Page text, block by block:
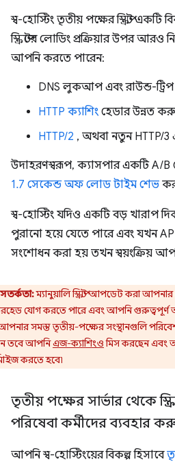
স্ব-হোস্টিং তৃতীয় পক্ষের স্ক্রিপ্ট
স্ক্রিপ্টের লোডিং প্রক্রিয়ার উপর আরও
আপনি করতে পারেন:
DNS লুকআপ এবং রাউন্ড-
HTTP ক্যাশিং হেডার উন্নত
HTTP/2 , অথবা নতুন HTTP/3
উদাহরণস্বরূপ, ক্যাসপার একটি A/B
1.7 সেকেন্ড অফ লোড টাইম শেভ
স্ব-হোস্টিং যদিও একটি বড় খারাপ
পুরানো হয়ে যেতে পারে এবং যখন API
সংশোধন করা হয় তখন স্বয়ংক্রিয়
সতর্কতা:ম্যানুয়ালি স্ক্রিপ্ট আপডেট করা
যোগ করতে পারে এবং আপনি
সমস্ত তৃতীয়-পক্ষের সংস্থানগুলি
তবে আপনিএজ-ক্যাশিংওমিস করছেন এবং
করতে হবে৷
তৃতীয় পক্ষের সার্ভার থেকে
পরিষেবা কর্মীদের ব্যবহার
আপনি স্ব-হোস্টিংয়ের বিকল্প হিসাবে